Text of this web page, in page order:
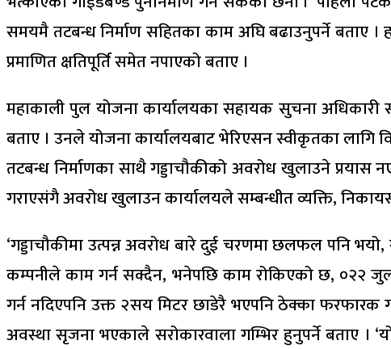
समयमै तटबन्ध निर्माण सहितका काम अघि बढाउनुपर्ने बताए
प्रमाणित क्षतिपूर्ति समेत नपाएको बताए ।
महाकाली पुल योजना कार्यालयका सहायक सुचना अधिकारी
बताए । उनले योजना कार्यालयबाट भेरिएसन स्वीकृतका लागि
तटबन्ध निर्माणका साथै गड्डाचौकीको अवरोध खुलाउने प्रयास
गराएसंगै अवरोध खुलाउन कार्यालयले सम्बन्धीत व्यक्ति,
‘गड्डाचौकीमा उत्पन्न अवरोध बारे दुई चरणमा छलफल पनि भयो,
कम्पनीले काम गर्न सक्दैन, भनेपछि काम रोकिएको छ, ०२२
गर्न नदिएपनि उक्त २सय मिटर छाडेरै भएपनि ठेक्का फरफारक
अवस्था सृजना भएकाले सरोकारवाला गम्भिर हुनुपर्ने बताए ।